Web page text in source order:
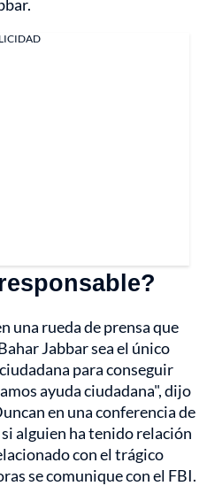
una rueda de prensa que
Jabbar sea el único
para conseguir
ayuda ciudadana", dijo
en una conferencia de
alguien ha tenido relación
con el trágico
se comunique con el FBI.